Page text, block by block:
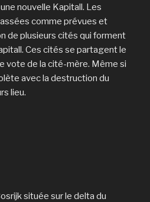
nouvelle Kapitall. Les
comme prévues et
de plusieurs cités qui forment
Ces cités se partagent le
vote de la cité-mère. Même si
avec la destruction du
lieu.
située sur le delta du